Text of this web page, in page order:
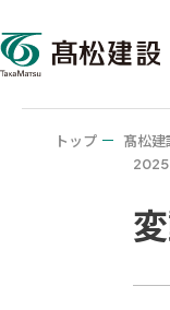
トップ 髙松建